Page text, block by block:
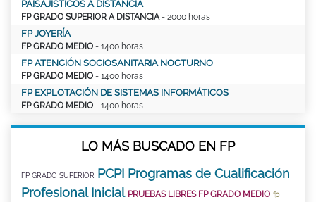
PAISAJÍSTICOS A DISTANCIA
FP GRADO SUPERIOR A DISTANCIA - 2000 horas
FP JOYERÍA
FP GRADO MEDIO - 1400 horas
FP ATENCIÓN SOCIOSANITARIA NOCTURNO
FP GRADO MEDIO - 1400 horas
FP EXPLOTACIÓN DE SISTEMAS INFORMÁTICOS
FP GRADO MEDIO - 1400 horas
LO MÁS BUSCADO EN FP
FP GRADO SUPERIOR PCPI Programas de Cualificación
Profesional Inicial PRUEBAS LIBRES FP GRADO MEDIO fp